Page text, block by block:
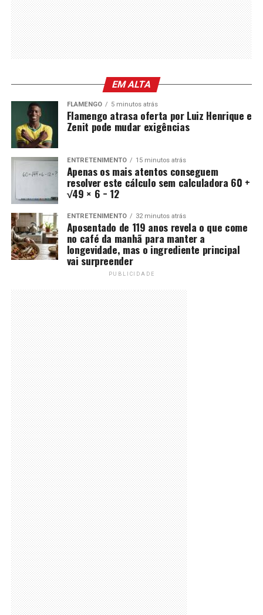
EM ALTA
FLAMENGO 5 minutos atrás
Flamengo atrasa oferta por Luiz Henrique e
Zenit pode mudar exigências
ENTRETENIMENTO 15 minutos atrás
Apenas os mais atentos conseguem
resolver este cálculo sem calculadora 60 +
√49 × 6 − 12
ENTRETENIMENTO 32 minutos atrás
Aposentado de 119 anos revela o que come
no café da manhã para manter a
longevidade, mas o ingrediente principal
vai surpreender
PUBLICIDADE